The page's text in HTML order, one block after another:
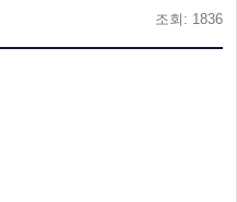
조회: 1836